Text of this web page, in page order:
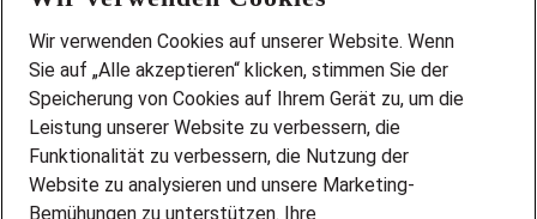
Wir stellen ein!
DEINE BERUFSGRUPPE
DEINE LEBENSSITUATION
PARTNERSHIP WITH AIRBUS
INITIATIV BEWERBEN
Wir verwenden Cookies auf unserer Website. Wenn
Sie auf „Alle akzeptieren“ klicken, stimmen Sie der
Speicherung von Cookies auf Ihrem Gerät zu, um die
Leistung unserer Website zu verbessern, die
Funktionalität zu verbessern, die Nutzung der
Website zu analysieren und unsere Marketing-
Bemühungen zu unterstützen. Ihre